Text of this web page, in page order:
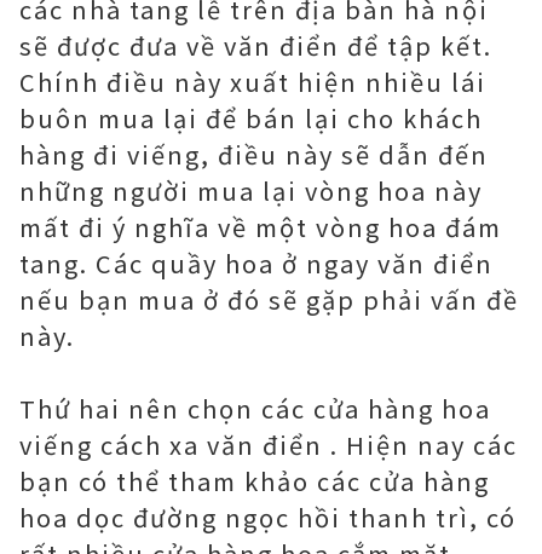
các nhà tang lễ trên địa bàn hà nội
sẽ được đưa về văn điển để tập kết.
Chính điều này xuất hiện nhiều lái
buôn mua lại để bán lại cho khách
hàng đi viếng, điều này sẽ dẫn đến
những người mua lại vòng hoa này
mất đi ý nghĩa về một vòng hoa đám
tang. Các quầy hoa ở ngay văn điển
nếu bạn mua ở đó sẽ gặp phải vấn đề
này.
Thứ hai nên chọn các cửa hàng hoa
viếng cách xa văn điển . Hiện nay các
bạn có thể tham khảo các cửa hàng
hoa dọc đường ngọc hồi thanh trì, có